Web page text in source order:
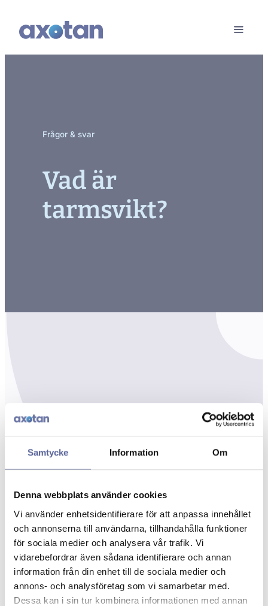
Samtycke Information Om
Denna webbplats använder cookies
Vi använder enhetsidentifierare för att anpassa innehållet
och annonserna till användarna, tillhandahålla funktioner
för sociala medier och analysera vår trafik. Vi
vidarebefordrar även sådana identifierare och annan
information från din enhet till de sociala medier och
annons- och analysföretag som vi samarbetar med.
Dessa kan i sin tur kombinera informationen med annan
Frågor & svar
Vad är
tarmsvikt?